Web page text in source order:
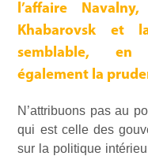
l’affaire
Khabarovsk et
semblable, en
également la
N’attribuons pas au
qui est celle des
sur la politique